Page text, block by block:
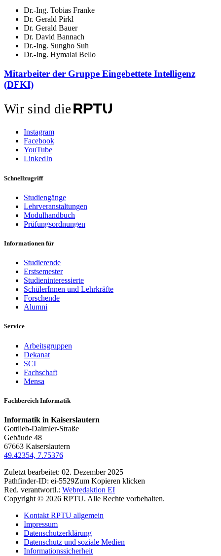
Dr.-Ing. Tobias Franke
Dr. Gerald Pirkl
Dr. Gerald Bauer
Dr. David Bannach
Dr.-Ing. Sungho Suh
Dr.-Ing. Hymalai Bello
Mitarbeiter der Gruppe Eingebettete Intelligenz
(DFKI)
Wir sind die
Instagram
Facebook
YouTube
LinkedIn
Schnellzugriff
Studiengänge
Lehrveranstaltungen
Modulhandbuch
Prüfungsordnungen
Informationen für
Studierende
Erstsemester
Studieninteressierte
SchülerInnen und Lehrkräfte
Forschende
Alumni
Service
Arbeitsgruppen
Dekanat
SCI
Fachschaft
Mensa
Fachbereich Informatik
Informatik in Kaiserslautern
Gottlieb-Daimler-Straße
Gebäude 48
67663 Kaiserslautern
49.42354, 7.75376
Zuletzt bearbeitet: 02. Dezember 2025
Pathfinder-ID: ei-5529Zum Kopieren klicken
Red. verantwortl.: Webredaktion EI
Copyright © 2026 RPTU. Alle Rechte vorbehalten.
Kontakt RPTU allgemein
Impressum
Datenschutzerklärung
Datenschutz und soziale Medien
Informationssicherheit